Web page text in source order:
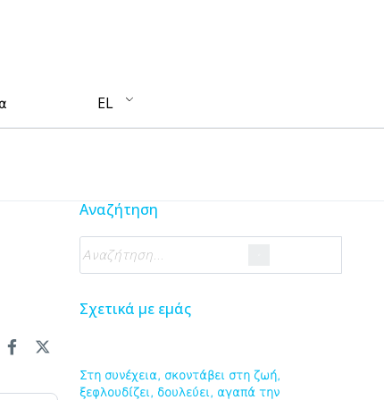
EL
Αναζήτηση
Σχετικά με εμάς
Στη συνέχεια, σκοντάβει στη ζωή,
ξεφλουδίζει, δουλεύει, αγαπά την